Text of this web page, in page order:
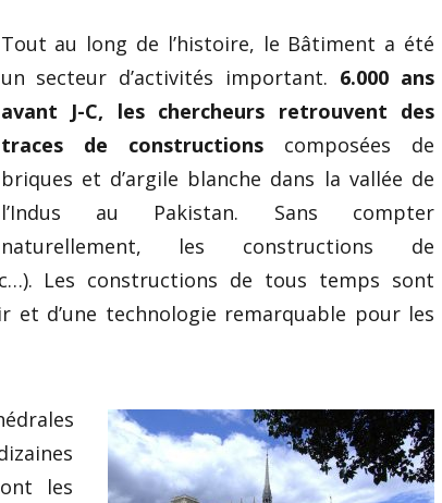
Tout au long de l’histoire, le Bâtiment a été
un secteur d’activités important. 6.000 ans
avant J-C, les chercheurs retrouvent des
traces de constructions composées de
briques et d’argile blanche dans la vallée de
l’Indus au Pakistan. Sans compter
naturellement, les constructions de
Les constructions de tous temps sont
et d’une technologie remarquable pour les
les